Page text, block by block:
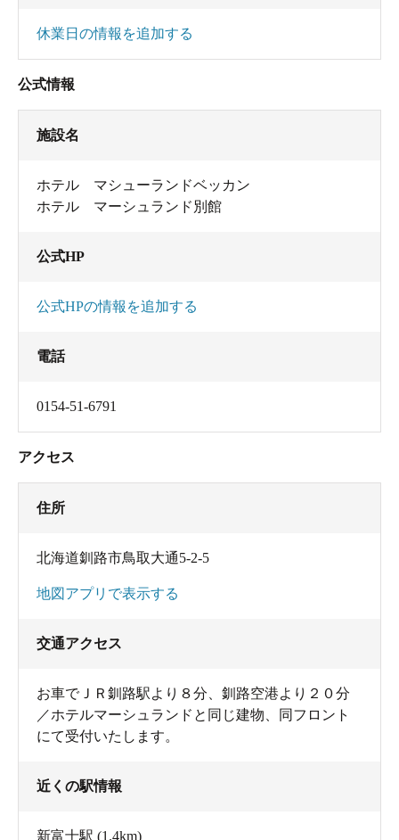
休業日の情報を追加する
公式情報
施設名
ホテル マシューランドベッカン
ホテル マーシュランド別館
公式HP
公式HPの情報を追加する
電話
0154-51-6791
アクセス
住所
北海道釧路市鳥取大通5-2-5
地図アプリで表示する
交通アクセス
お車でＪＲ釧路駅より８分、釧路空港より２０分
／ホテルマーシュランドと同じ建物、同フロント
にて受付いたします。
近くの駅情報
新富士駅 (1.4km)